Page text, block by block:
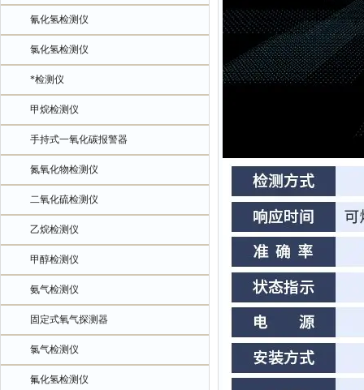
氰化氢检测仪
氯化氢检测仪
*检测仪
甲烷检测仪
手持式一氧化碳报警器
氮氧化物检测仪
二氧化硫检测仪
乙烷检测仪
甲醇检测仪
氨气检测仪
固定式氧气探测器
氯气检测仪
氟化氢检测仪